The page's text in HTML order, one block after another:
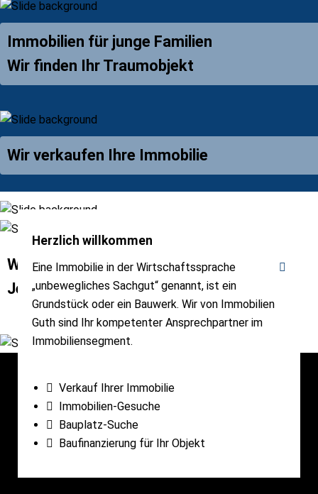
Immobilien für junge Familien
Wir finden Ihr Traumobjekt
Wir verkaufen Ihre Immobilie
Wir suchen für Käufer, Privatinvestoren
Jetzt die Traumimmobilie finden
Herzlich willkommen
Eine Immobilie in der Wirtschaftssprache
„unbewegliches Sachgut“ genannt, ist ein
Grundstück oder ein Bauwerk. Wir von Immobilien
Guth sind Ihr kompetenter Ansprechpartner im
Immobiliensegment.
Verkauf Ihrer Immobilie
Immobilien-Gesuche
Bauplatz-Suche
Baufinanzierung für Ihr Objekt